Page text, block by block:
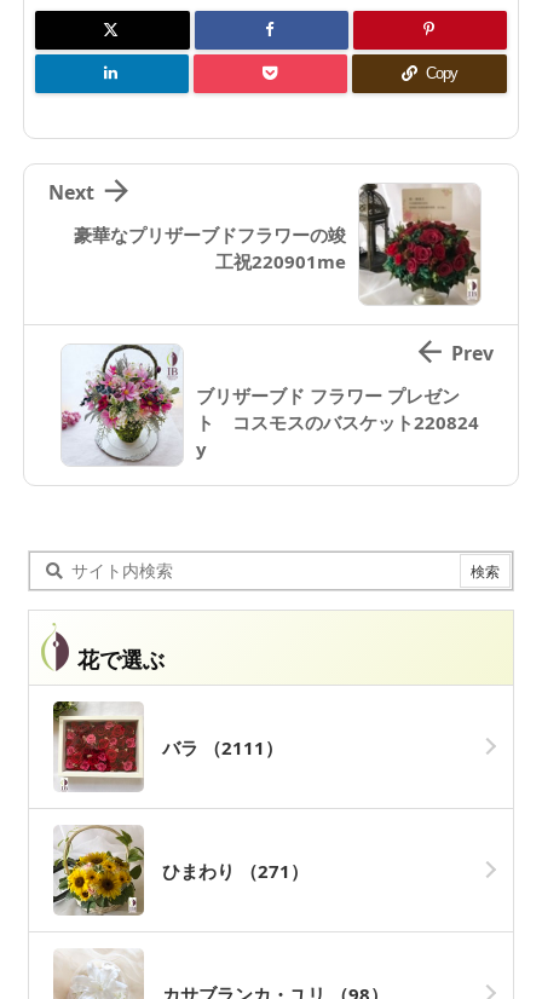
Copy
豪華なプリザーブドフラワーの竣
工祝220901me

Next
ブリザーブド フラワー プレゼン
ト コスモスのバスケット220824
y
 Prev
花で選ぶ
バラ （2111）
ひまわり （271）
カサブランカ・ユリ （98）